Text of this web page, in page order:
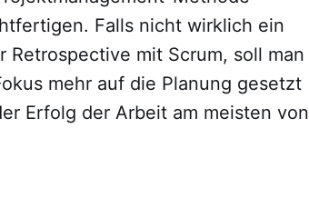
Falls nicht wirklich ein
Retrospective mit Scrum, soll man
mehr auf die Planung gesetzt
Erfolg der Arbeit am meisten von